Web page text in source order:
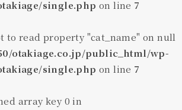
single.php on line 7
to read property "cat_name" on null
otakiage.co.jp/public_html/wp-
single.php on line 7
array key 0 in